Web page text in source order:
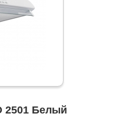
2501 Белый